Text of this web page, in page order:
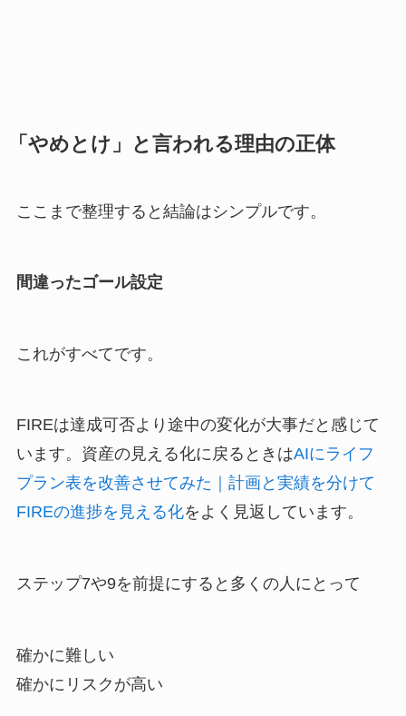
「やめとけ」と言われる理由の正体
ここまで整理すると結論はシンプルです。
間違ったゴール設定
これがすべてです。
FIREは達成可否より途中の変化が大事だと感じて
います。資産の見える化に戻るときはAIにライフ
プラン表を改善させてみた｜計画と実績を分けて
FIREの進捗を見える化をよく見返しています。
ステップ7や9を前提にすると多くの人にとって
確かに難しい
確かにリスクが高い